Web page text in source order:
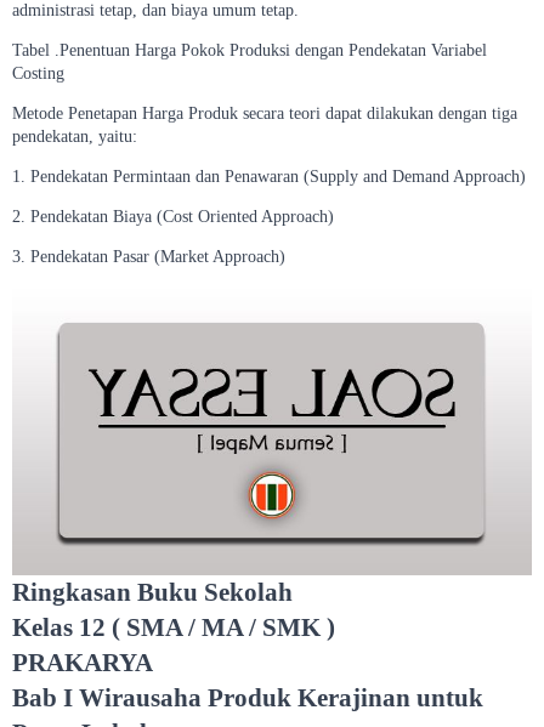
administrasi tetap, dan biaya umum tetap.
Tabel .Penentuan Harga Pokok Produksi dengan Pendekatan Variabel
Costing
Metode Penetapan Harga Produk secara teori dapat dilakukan dengan tiga
pendekatan, yaitu:
1. Pendekatan Permintaan dan Penawaran (Supply and Demand Approach)
2. Pendekatan Biaya (Cost Oriented Approach)
3. Pendekatan Pasar (Market Approach)
Ringkasan Buku Sekolah
Kelas 12 ( SMA / MA / SMK )
PRAKARYA
Bab I Wirausaha Produk Kerajinan untuk